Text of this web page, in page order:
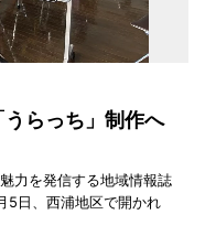
うらっち」制作へ
力を発信する地域情報誌
5日、西浦地区で開かれ